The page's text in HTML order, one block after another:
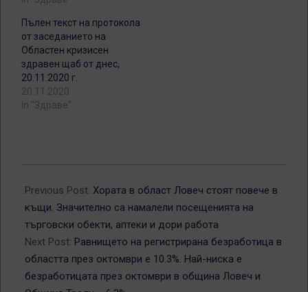
Пълен текст на протокола
от заседанието на
Областен кризисен
здравен щаб от днес,
20.11.2020 г.
20.11.2020
In "Здраве"
11-
27
Previous Post: Хората в област Ловеч стоят повече в
къщи. Значително са намалели посещенията на
търговски обекти, аптеки и дори работа
Next Post: Равнището на регистрирана безработица в
областта през октомври е 10.3%. Най-ниска е
безработицата през октомври в община Ловеч и